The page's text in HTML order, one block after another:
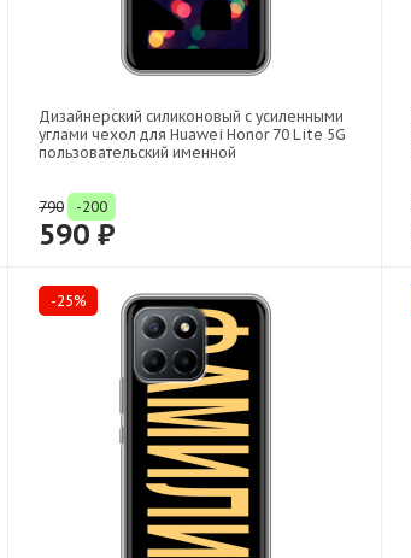
Дизайнерский силиконовый с усиленными
углами чехол для Huawei Honor 70 Lite 5G
пользовательский именной
790 -200
590 ₽
-25%